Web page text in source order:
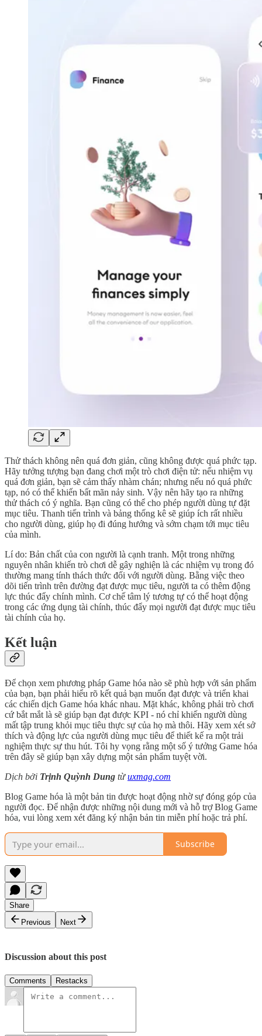
Thử thách không nên quá đơn giản, cũng không được quá phức tạp.
Hãy tưởng tượng bạn đang chơi một trò chơi điện tử: nếu nhiệm vụ
quá đơn giản, bạn sẽ cảm thấy nhàm chán; nhưng nếu nó quá phức
tạp, nó có thể khiến bất mãn nảy sinh. Vậy nên hãy tạo ra những
thử thách có ý nghĩa. Bạn cũng có thể cho phép người dùng tự đặt
mục tiêu. Thanh tiến trình và bảng thống kê sẽ giúp ích rất nhiều
cho người dùng, giúp họ đi đúng hướng và sớm chạm tới mục tiêu
của mình.
Lí do: Bản chất của con người là cạnh tranh. Một trong những
nguyên nhân khiến trò chơi dễ gây nghiện là các nhiệm vụ trong đó
thường mang tính thách thức đối với người dùng. Bằng việc theo
dõi tiến trình trên đường đạt được mục tiêu, người ta có thêm động
lực thúc đẩy chính mình. Cơ chế tâm lý tương tự có thể hoạt động
trong các ứng dụng tài chính, thúc đẩy mọi người đạt được mục tiêu
tài chính của họ.
Kết luận
Để chọn xem phương pháp Game hóa nào sẽ phù hợp với sản phẩm
của bạn, bạn phải hiểu rõ kết quả bạn muốn đạt được và triển khai
các chiến dịch Game hóa khác nhau. Mặt khác, không phải trò chơi
cứ bắt mắt là sẽ giúp bạn đạt được KPI - nó chỉ khiến người dùng
mất tập trung khỏi mục tiêu thực sự của họ mà thôi. Hãy xem xét sở
thích và động lực của người dùng mục tiêu để thiết kế ra một trải
nghiệm thực sự thu hút. Tôi hy vọng rằng một số ý tưởng Game hóa
trên đây sẽ giúp bạn xây dựng một sản phẩm tuyệt vời.
Dịch bởi Trịnh Quỳnh Dung từuxmag.com
Blog Game hóa là một bản tin được hoạt động nhờ sự đóng góp của
người đọc. Để nhận được những nội dung mới và hỗ trợ Blog Game
hóa, vui lòng xem xét đăng ký nhận bản tin miễn phí hoặc trả phí.
Subscribe
Share
Previous
Next
Discussion about this post
Comments Restacks